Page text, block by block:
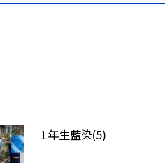
１年生藍染(5)